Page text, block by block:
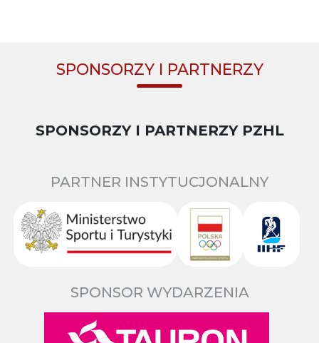
SPONSORZY I PARTNERZY
SPONSORZY I PARTNERZY PZHL
PARTNER INSTYTUCJONALNY
SPONSOR WYDARZENIA